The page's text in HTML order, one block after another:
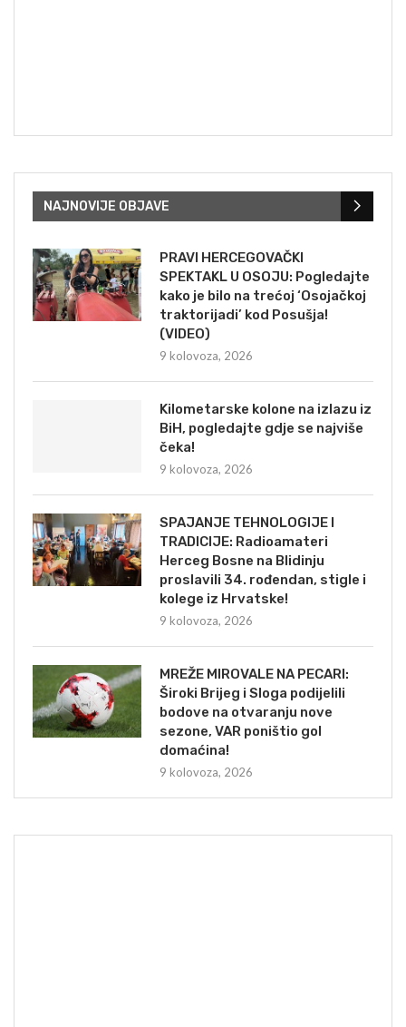
NAJNOVIJE OBJAVE
PRAVI HERCEGOVAČKI
SPEKTAKL U OSOJU: Pogledajte
kako je bilo na trećoj ‘Osojačkoj
traktorijadi’ kod Posušja!
(VIDEO)
9 kolovoza, 2026
Kilometarske kolone na izlazu iz
BiH, pogledajte gdje se najviše
čeka!
9 kolovoza, 2026
SPAJANJE TEHNOLOGIJE I
TRADICIJE: Radioamateri
Herceg Bosne na Blidinju
proslavili 34. rođendan, stigle i
kolege iz Hrvatske!
9 kolovoza, 2026
MREŽE MIROVALE NA PECARI:
Široki Brijeg i Sloga podijelili
bodove na otvaranju nove
sezone, VAR poništio gol
domaćina!
9 kolovoza, 2026